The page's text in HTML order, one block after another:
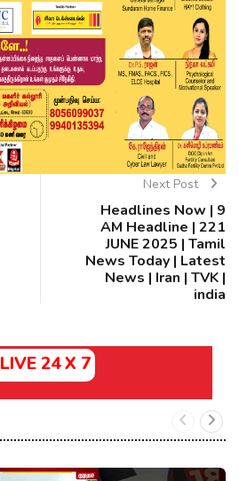
Next Post
Headlines Now | 9
AM Headline | 221
JUNE 2025 | Tamil
News Today | Latest
News | Iran | TVK |
india
LIVE 24 X 7